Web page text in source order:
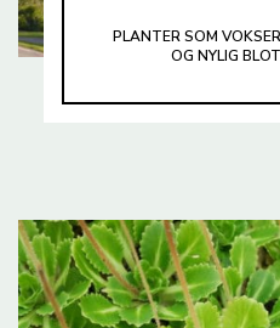
PLANTER SOM
OG NYLIG